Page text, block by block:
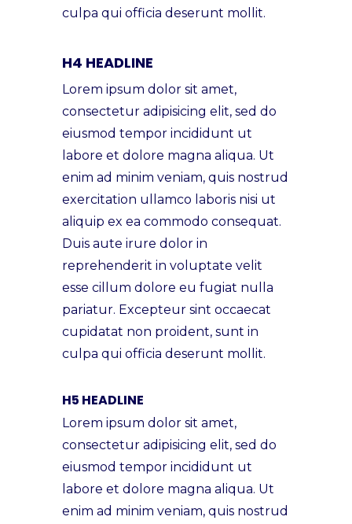
culpa qui officia deserunt mollit.
H4 HEADLINE
Lorem ipsum dolor sit amet,
consectetur adipisicing elit, sed do
eiusmod tempor incididunt ut
labore et dolore magna aliqua. Ut
enim ad minim veniam, quis nostrud
exercitation ullamco laboris nisi ut
aliquip ex ea commodo consequat.
Duis aute irure dolor in
reprehenderit in voluptate velit
esse cillum dolore eu fugiat nulla
pariatur. Excepteur sint occaecat
cupidatat non proident, sunt in
culpa qui officia deserunt mollit.
H5 HEADLINE
Lorem ipsum dolor sit amet,
consectetur adipisicing elit, sed do
eiusmod tempor incididunt ut
labore et dolore magna aliqua. Ut
enim ad minim veniam, quis nostrud